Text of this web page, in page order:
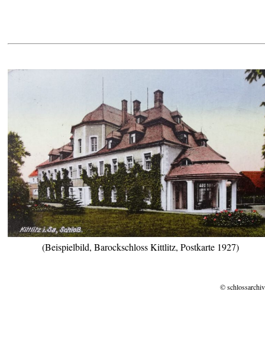
(Beispielbild, Barockschloss Kittlitz, Postkarte 1927)
©